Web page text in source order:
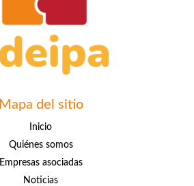
Mapa del sitio
Inicio
Quiénes somos
Empresas asociadas
Noticias